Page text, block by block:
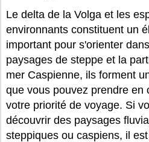
Le delta de la Volga et les
environnants constituent un
important pour s'orienter
paysages de steppe et la
mer Caspienne, ils forment
que vous pouvez prendre en
votre priorité de voyage. Si
découvrir des paysages
steppiques ou caspiens, il